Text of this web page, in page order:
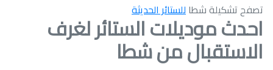
تصفح تشكيلة شطاللستائر الحديثة
احدث موديلات الستائر لغرف
الاستقبال من شطا